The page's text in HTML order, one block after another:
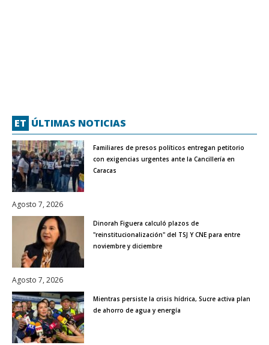
ET ÚLTIMAS NOTICIAS
Familiares de presos políticos entregan petitorio
con exigencias urgentes ante la Cancillería en
Caracas
Agosto 7, 2026
Dinorah Figuera calculó plazos de
"reinstitucionalización" del TSJ Y CNE para entre
noviembre y diciembre
Agosto 7, 2026
Mientras persiste la crisis hídrica, Sucre activa plan
de ahorro de agua y energía